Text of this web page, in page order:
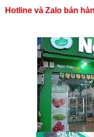
Hotline và Zalo bán